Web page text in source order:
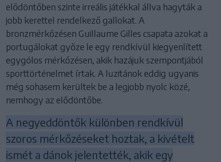
elődöntőben szinte irreális játékkal állva hagyták a
jobb kerettel rendelkező gallokat. A
bronzmérkőzésen Guillaume Gilles csapata azokat a
portugálokat győze le egy rendkívül kiegyenlített
egygólos mérkőzésen, akik hazájuk szempontjából
sporttörténelmet írtak. A luzitánok eddig ugyanis
még sohasem kerültek be a legjobb nyolc közé,
nemhogy az elődöntőbe.
A negyeddöntők különben rendkívül
szoros mérkőzéseket hoztak, a kivételt
ismét a dánok jelentették, akik egy